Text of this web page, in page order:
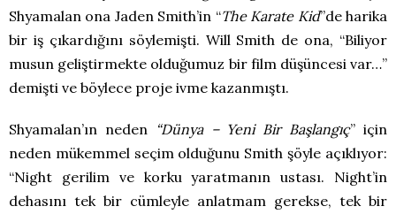
Shyamalan ona Jaden Smith’in “The Karate Kid”de harika
bir iş çıkardığını söylemişti. Will Smith de ona, “Biliyor
musun geliştirmekte olduğumuz bir film düşüncesi var…”
demişti ve böylece proje ivme kazanmıştı.
Shyamalan’ın neden “Dünya – Yeni Bir Başlangıç” için
neden mükemmel seçim olduğunu Smith şöyle açıklıyor:
“Night gerilim ve korku yaratmanın ustası. Night’in
dehasını tek bir cümleyle anlatmam gerekse, tek bir